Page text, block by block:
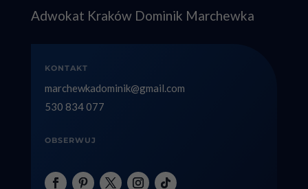
Adwokat Kraków Dominik Marchewka
KONTAKT
marchewkadominik@gmail.com
530 834 077
OBSERWUJ